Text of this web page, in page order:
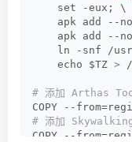
    set -eux; \
apk add --
apk add --
ln -snf /
    echo $TZ
> /
# 添加 Arthas
COPY --
# 添加
COPY --